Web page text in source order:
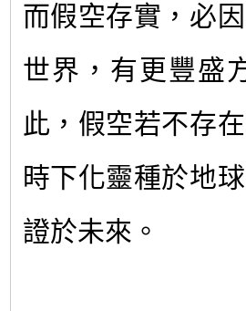
而假空存實，必
世界，有更豐盛
此，假空若不存
時下化靈種於地
證於未來。